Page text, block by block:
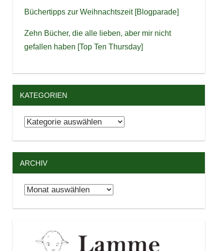
Büchertipps zur Weihnachtszeit [Blogparade]
Zehn Bücher, die alle lieben, aber mir nicht
gefallen haben [Top Ten Thursday]
KATEGORIEN
Kategorien
ARCHIV
Archiv